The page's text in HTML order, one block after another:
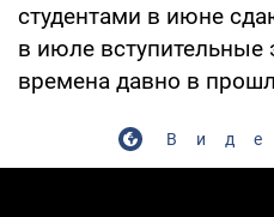
студентами в июне
в июле вступительные
времена давно в